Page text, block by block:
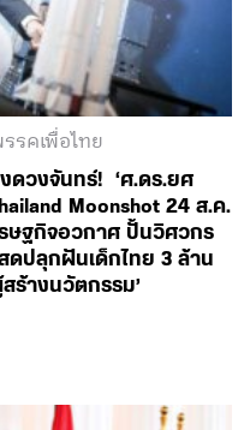
รคเพื่อไทย
ดวงจันทร์! ‘ศ.ดร.ยศ
Moonshot 24 ส.ค.
ษฐกิจอวกาศ ปั้นวิศวกร
ปลุกฝันเด็กไทย 3 ล้าน
ร้างนวัตกรรม’